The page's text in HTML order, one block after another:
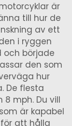
är
till hur de
av ett
i ryggen
och började
den som
hur
De flesta
mph. Du vill
är kapabel
att hålla